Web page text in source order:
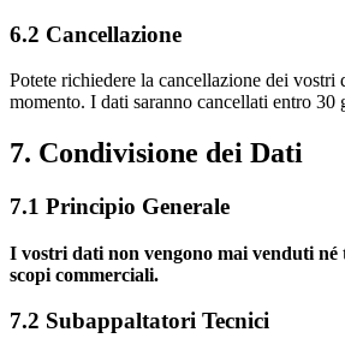
6.2 Cancellazione
Potete richiedere la cancellazione dei vostri
momento. I dati saranno cancellati entro 30
7. Condivisione dei Dati
7.1 Principio Generale
I vostri dati non vengono mai venduti
scopi commerciali.
7.2 Subappaltatori Tecnici